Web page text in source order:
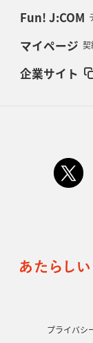
Fun! J:COM
マイページ 契
企業サイト
プライバシ